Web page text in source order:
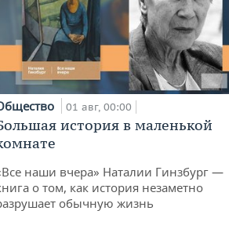
01 авг, 00:00
история в маленькой
наши вчера» Наталии Гинзбург —
о том, как история незаметно
обычную жизнь